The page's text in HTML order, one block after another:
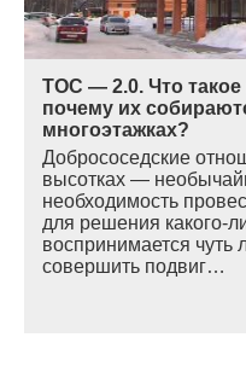
ТОС — 2.0. Что
почему их
многоэтажках?
Добрососедские
высотках —
необходимость
для решения какого-
воспринимается чуть
совершить подвиг…